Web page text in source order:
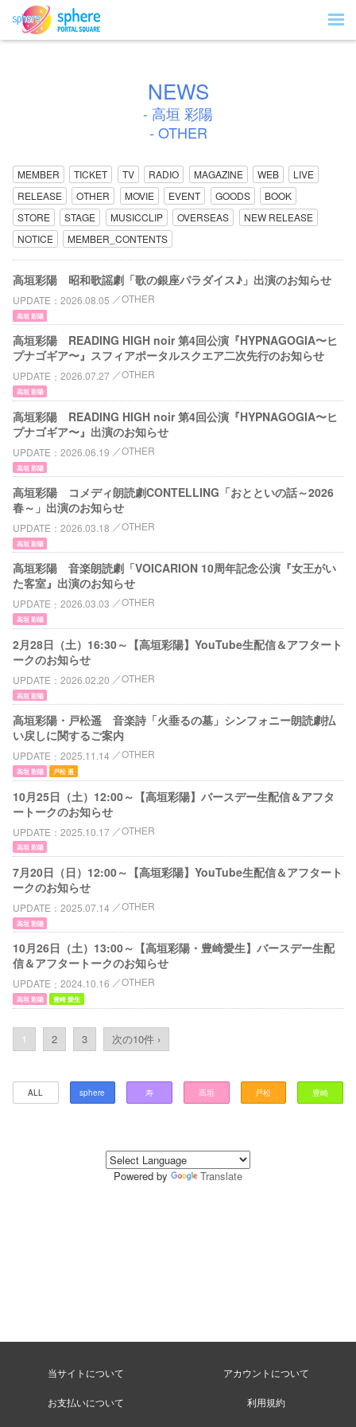
NEWS
- 高垣 彩陽
- OTHER
MEMBER TICKET TV RADIO MAGAZINE WEB
LIVE
RELEASE
OTHER MOVIE EVENT GOODS
BOOK
STORE
STAGE MUSICCLIP OVERSEAS
NEW RELEASE
NOTICE
MEMBER_CONTENTS
高垣彩陽 昭和歌謡劇「歌の銀座パラダイス♪」出演のお知らせ
UPDATE 2026.08.05 OTHER
高垣 彩陽
高垣彩陽 READING HIGH noir 第4回公演『HYPNAGOGIA〜ヒ
プナゴギア〜』スフィアポータルスクエア二次先行のお知らせ
UPDATE 2026.07.27 OTHER
高垣 彩陽
高垣彩陽 READING HIGH noir 第4回公演『HYPNAGOGIA〜ヒ
プナゴギア〜』出演のお知らせ
UPDATE 2026.06.19 OTHER
高垣 彩陽
高垣彩陽 コメディ朗読劇CONTELLING「おとといの話～2026
春～」出演のお知らせ
UPDATE 2026.03.18 OTHER
高垣 彩陽
高垣彩陽 音楽朗読劇「VOICARION 10周年記念公演『女王がい
た客室』出演のお知らせ
UPDATE 2026.03.03 OTHER
高垣 彩陽
2月28日（土）16:30～【高垣彩陽】YouTube生配信＆アフタート
ークのお知らせ
UPDATE 2026.02.20 OTHER
高垣 彩陽
高垣彩陽・戸松遥 音楽詩「火垂るの墓」シンフォニー朗読劇払
い戻しに関するご案内
UPDATE 2025.11.14 OTHER
高垣 彩陽 戸松 遥
10月25日（土）12:00～【高垣彩陽】バースデー生配信＆アフタ
ートークのお知らせ
UPDATE 2025.10.17 OTHER
高垣 彩陽
7月20日（日）12:00～【高垣彩陽】YouTube生配信＆アフタート
ークのお知らせ
UPDATE 2025.07.14 OTHER
高垣 彩陽
10月26日（土）13:00～【高垣彩陽・豊崎愛生】バースデー生配
信＆アフタートークのお知らせ
UPDATE 2024.10.16 OTHER
高垣 彩陽 豊崎 愛生
1 2 3 次の10件 ›
ALL sphere 寿 高垣 戸松 豊崎
Powered by Translate
当サイトについて アカウントについて
お支払いについて 利用規約